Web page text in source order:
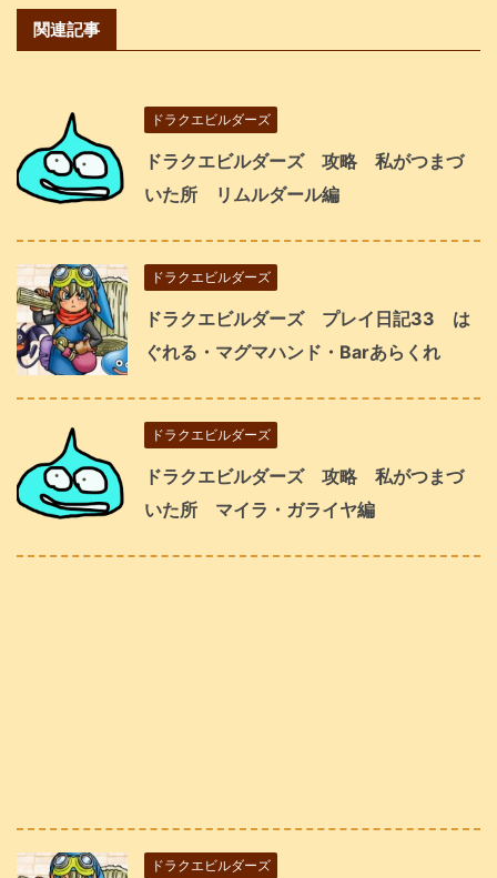
関連記事
ドラクエビルダーズ
ドラクエビルダーズ 攻略 私がつまづ
いた所 リムルダール編
ドラクエビルダーズ
ドラクエビルダーズ プレイ日記33 は
ぐれる・マグマハンド・Barあらくれ
ドラクエビルダーズ
ドラクエビルダーズ 攻略 私がつまづ
いた所 マイラ・ガライヤ編
ドラクエビルダーズ